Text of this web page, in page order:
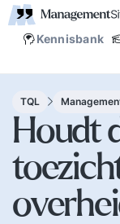
Kennisbank
TQL
Houdt